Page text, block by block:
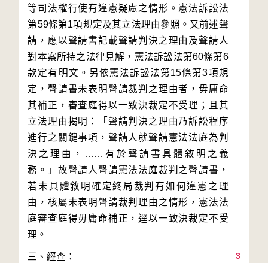
等司法權行使有違憲疑慮之情形。憲法訴訟法
第59條第1項規定及其立法理由參照。又前述聲
請，應以聲請書記載聲請判決之理由及聲請人
對本案所持之法律見解，憲法訴訟法第60條第6
款定有明文。另依憲法訴訟法第15條第3項規
定，聲請書未表明聲請裁判之理由者，毋庸命
其補正，審查庭得以一致決裁定不受理；且其
立法理由揭明：「聲請判決之理由乃訴訟程序
進行之關鍵事項，聲請人就聲請憲法法庭為判
決之理由，……有於聲請書具體敘明之義
務。」故聲請人聲請憲法法庭裁判之聲請書，
若未具體敘明確定終局裁判有如何違憲之理
由，核屬未表明聲請裁判理由之情形，憲法法
庭審查庭得毋庸命補正，逕以一致決裁定不受
3